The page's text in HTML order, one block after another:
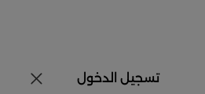
تسجيل الدخول